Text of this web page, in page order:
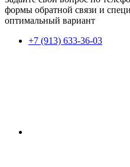
формы обратной связи и
оптимальный вариант
+7 (913) 633-36-03